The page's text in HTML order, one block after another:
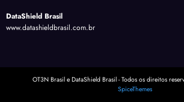
DataShield Brasil
www.datashieldbrasil.com.br
OT3N Brasil e DataShield Brasil - Todos os direitos
SpiceThemes